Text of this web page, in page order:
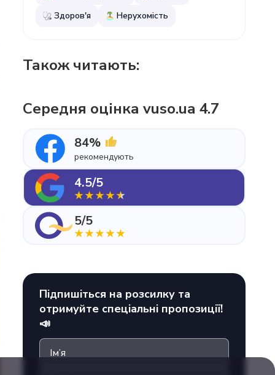
Здоров'я
Нерухомість
Також читають:
Середня оцінка vuso.ua 4.7
84%
рекомендують
4.5/5
5/5
Підпишіться на розсилку та
отримуйте спеціальні пропозиції!
📣